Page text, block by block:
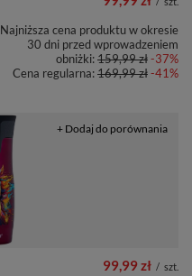
Najniższa cena produktu w okresie
30 dni przed wprowadzeniem
obniżki:159,99 zł-37%
Cena regularna:169,99 zł-41%
99,99 zł / szt.
+ Dodaj do porównania